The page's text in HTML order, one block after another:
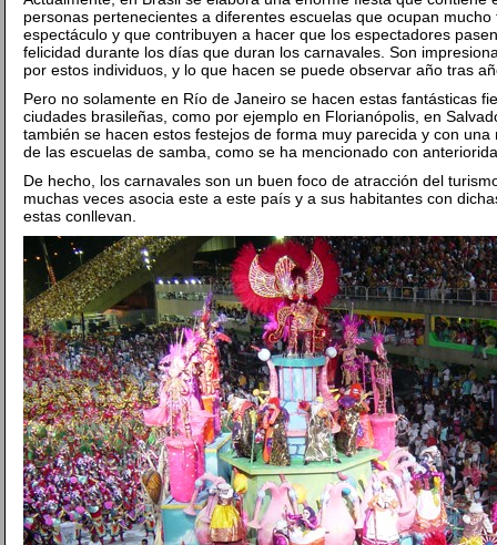
personas pertenecientes a diferentes escuelas que ocupan
espectáculo y que contribuyen a hacer que los espectadores
felicidad durante los días que duran los carnavales. Son
por estos individuos, y lo que hacen se puede observar año tras
Pero no solamente en Río de Janeiro se hacen estas fantásticas
ciudades brasileñas, como por ejemplo en Florianópolis, en
también se hacen estos festejos de forma muy parecida y con
de las escuelas de samba, como se ha mencionado con
De hecho, los carnavales son un buen foco de atracción del
muchas veces asocia este a este país y a sus habitantes con
estas conllevan.